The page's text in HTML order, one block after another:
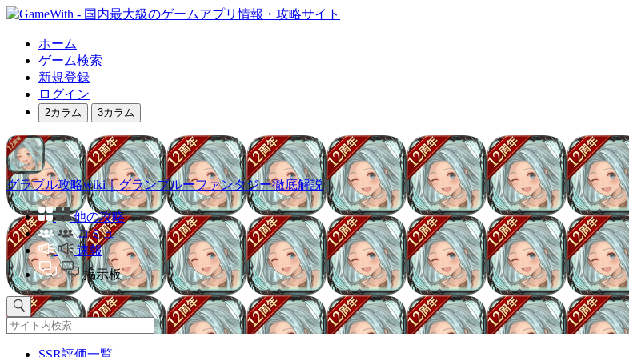
ホーム
ゲーム検索
新規登録
ログイン
2カラム 3カラム
グラブル攻略wiki｜グランブルーファンタジー徹底解説
他の攻略
コミュ
速報
掲示板
SSR評価一覧